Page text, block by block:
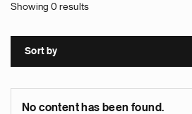
Showing 0 results
Sort by
No content has been found.